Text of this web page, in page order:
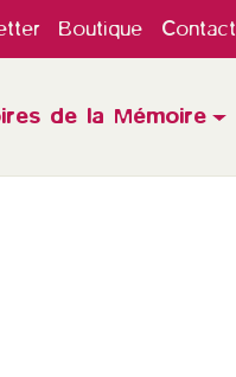
Boutique Contact
de la Mémoire